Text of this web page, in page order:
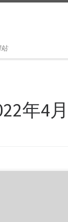
年4